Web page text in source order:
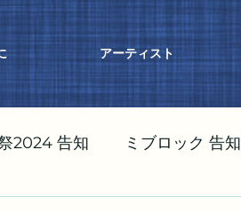
アーティスト
2024 告知 ミブロック 告知